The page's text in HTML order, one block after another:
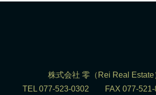
株式会社 零（Rei Real
TEL 077-523-0302 FAX 077-